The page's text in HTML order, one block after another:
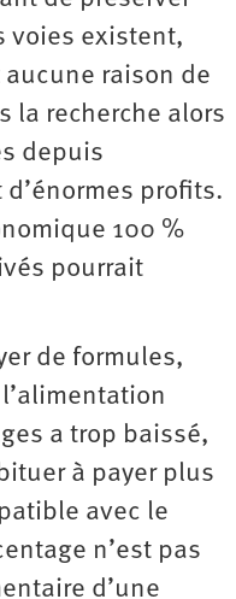
voies existent,
raison de
la recherche alors
depuis
profits.
100 %
pourrait
de formules,
a trop baissé,
à payer plus
avec le
n’est pas
d’une